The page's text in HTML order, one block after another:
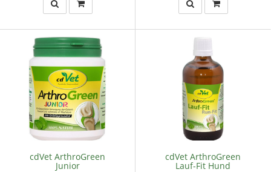
cdVet ArthroGreen
Junior
cdVet ArthroGreen
Lauf-Fit Hund